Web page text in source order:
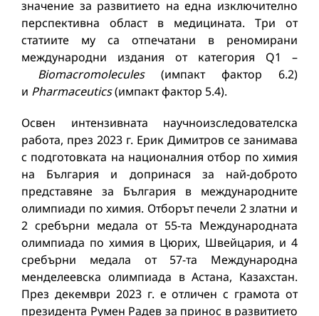
значение за развитието на една изключително
перспективна област в медицината. Три от
статиите му са отпечатани в реномирани
международни издания от категория Q1 –
Biomacromolecules (импакт фактор 6.2)
и Pharmaceutics(импакт фактор 5.4).
Освен интензивната научноизследователска
работа, през 2023 г. Ерик Димитров се занимава
с подготовката на националния отбор по химия
на България и допринася за най-доброто
представяне за България в международните
олимпиади по химия. Отборът печели 2 златни и
2 сребърни медала от 55-та Международната
олимпиада по химия в Цюрих, Швейцария, и 4
сребърни медала от 57-та Международна
менделеевска олимпиада в Астана, Казахстан.
През декември 2023 г. е отличен с грамота от
президента Румен Радев за принос в развитието